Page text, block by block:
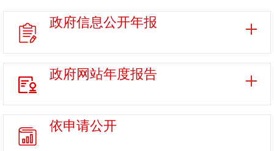
政府信息公开年报
政府网站年度报告
依申请公开